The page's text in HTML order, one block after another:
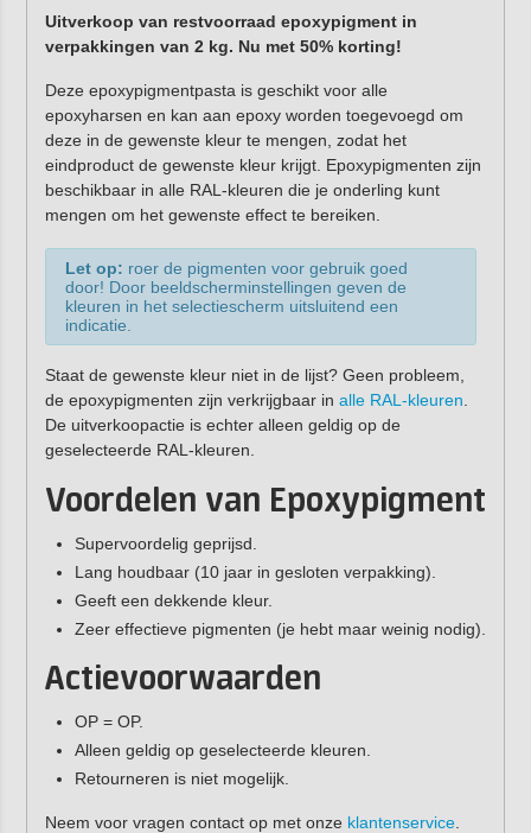
Uitverkoop van restvoorraad epoxypigment in
verpakkingen van 2 kg. Nu met 50% korting!
Deze epoxypigmentpasta is geschikt voor alle
epoxyharsen en kan aan epoxy worden toegevoegd om
deze in de gewenste kleur te mengen, zodat het
eindproduct de gewenste kleur krijgt. Epoxypigmenten zijn
beschikbaar in alle RAL-kleuren die je onderling kunt
mengen om het gewenste effect te bereiken.
Let op: roer de pigmenten voor gebruik goed
door! Door beeldscherminstellingen geven de
kleuren in het selectiescherm uitsluitend een
indicatie.
Staat de gewenste kleur niet in de lijst? Geen probleem,
de epoxypigmenten zijn verkrijgbaar in alle RAL-kleuren.
De uitverkoopactie is echter alleen geldig op de
geselecteerde RAL-kleuren.
Voordelen van Epoxypigment
Supervoordelig geprijsd.
Lang houdbaar (10 jaar in gesloten verpakking).
Geeft een dekkende kleur.
Zeer effectieve pigmenten (je hebt maar weinig nodig).
Actievoorwaarden
OP = OP.
Alleen geldig op geselecteerde kleuren.
Retourneren is niet mogelijk.
Neem voor vragen contact op met onze klantenservice.